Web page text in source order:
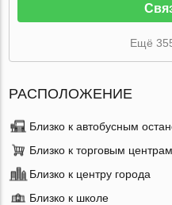
Ещё
РАСПОЛОЖЕНИЕ
Близко к автобусным
Близко к торговым центрам
Близко к центру города
Близко к школе